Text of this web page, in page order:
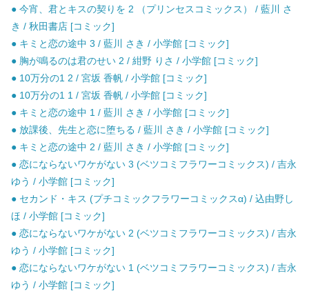
● 今宵、君とキスの契りを 2 （プリンセスコミックス） / 藍川 さ
き / 秋田書店 [コミック]
● キミと恋の途中 3 / 藍川 さき / 小学館 [コミック]
● 胸が鳴るのは君のせい 2 / 紺野 りさ / 小学館 [コミック]
● 10万分の1 2 / 宮坂 香帆 / 小学館 [コミック]
● 10万分の1 1 / 宮坂 香帆 / 小学館 [コミック]
● キミと恋の途中 1 / 藍川 さき / 小学館 [コミック]
● 放課後、先生と恋に堕ちる / 藍川 さき / 小学館 [コミック]
● キミと恋の途中 2 / 藍川 さき / 小学館 [コミック]
● 恋にならないワケがない 3 (ベツコミフラワーコミックス) / 吉永
ゆう / 小学館 [コミック]
● セカンド・キス (プチコミックフラワーコミックスα) / 込由野し
ほ / 小学館 [コミック]
● 恋にならないワケがない 2 (ベツコミフラワーコミックス) / 吉永
ゆう / 小学館 [コミック]
● 恋にならないワケがない 1 (ベツコミフラワーコミックス) / 吉永
ゆう / 小学館 [コミック]